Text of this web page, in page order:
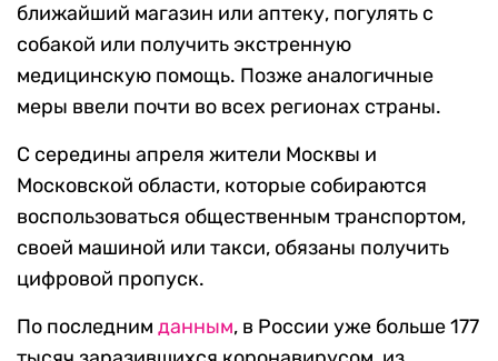
ближайший магазин или аптеку, погулять с
собакой или получить экстренную
медицинскую помощь. Позже аналогичные
меры ввели почти во всех регионах страны.
С середины апреля жители Москвы и
Московской области, которые собираются
воспользоваться общественным транспортом,
своей машиной или такси, обязаны получить
цифровой пропуск.
По последним данным, в России уже больше 177